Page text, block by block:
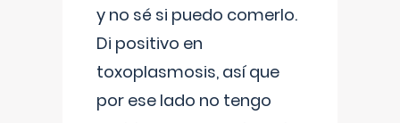
y no sé si puedo comerlo.
Di positivo en
toxoplasmosis, así que
por ese lado no tengo